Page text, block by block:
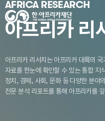
AFRICA RESEARCH
아프리카 리
아프리카 리서치는 아프리카 대륙의
자료를 한눈에 확인할 수 있는 통합 지
정치, 경제, 사회, 문화 등 다양한 분야
전문 분석 리포트를 통해 아프리카를